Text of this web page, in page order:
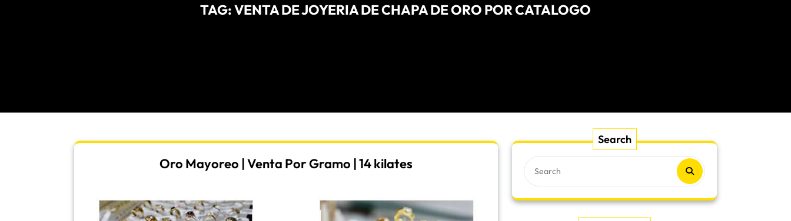
TAG:VENTA DE JOYERIA DE CHAPA DE ORO POR CATALOGO
Oro Mayoreo | Venta Por Gramo | 14 kilates
Search